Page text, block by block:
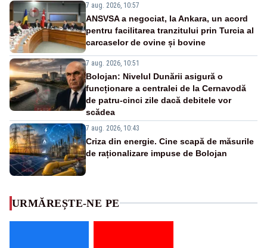
7 aug. 2026, 10:57
ANSVSA a negociat, la Ankara, un acord
pentru facilitarea tranzitului prin Turcia al
carcaselor de ovine și bovine
7 aug. 2026, 10:51
Bolojan: Nivelul Dunării asigură o
funcționare a centralei de la Cernavodă
de patru-cinci zile dacă debitele vor
scădea
7 aug. 2026, 10:43
Criza din energie. Cine scapă de măsurile
de raționalizare impuse de Bolojan
URMĂREȘTE-NE PE